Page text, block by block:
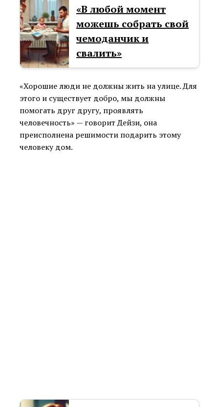
«В любой момент
можешь собрать свой
чемоданчик и
свалить»
«Хорошие люди не должны жить на улице. Для
этого и существует добро, мы должны
помогать друг другу, проявлять
человечность» — говорит Дейзи, она
преисполнена решимости подарить этому
человеку дом.